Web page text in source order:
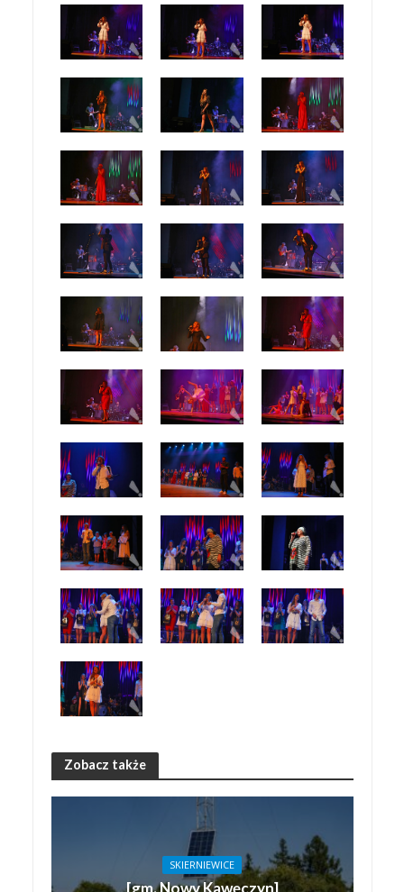
Zobacz także
SKIERNIEWICE
[gm. Nowy Kawęczyn]